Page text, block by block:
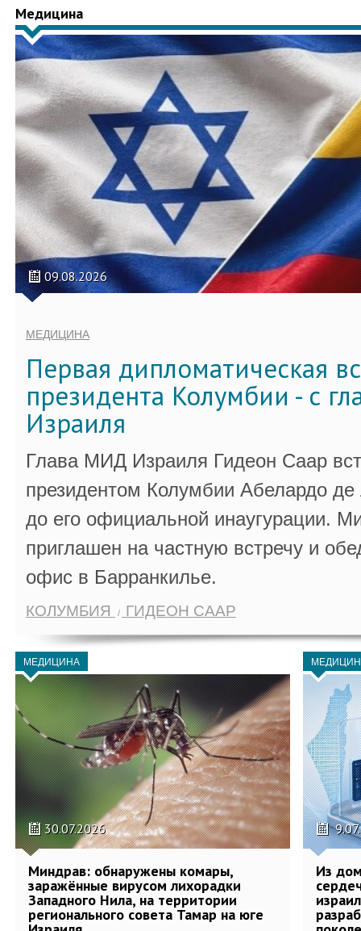
Медицина
09.08.2026
МЕДИЦИНА
Первая дипломатическая
президента Колумбии - с
Израиля
Глава МИД Израиля Гидеон Саар
президентом Колумбии Абелардо
до его официальной инаугурации.
приглашен на частную встречу и
офис в Барранкилье.
КОЛУМБИЯ ГИДЕОН СААР
МЕДИЦИНА
30.07.2026
Миндрав: обнаружены комары,
заражённые вирусом лихорадки
Западного Нила, на территории
регионального совета Тамар на юге
Из